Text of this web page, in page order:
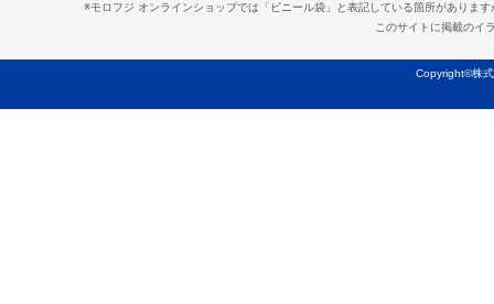
※モロフジ オンラインショップでは「ビニール袋」と表記している箇所がありま
このサイトに掲載のイ
Copyright©株